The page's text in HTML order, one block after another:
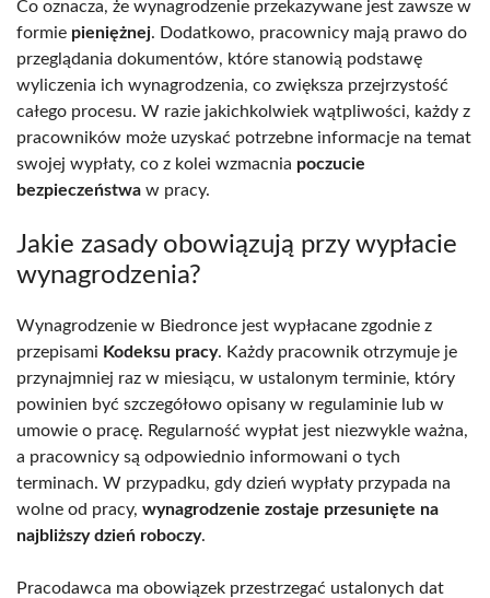
Co oznacza, że wynagrodzenie przekazywane jest zawsze w
formie pieniężnej. Dodatkowo, pracownicy mają prawo do
przeglądania dokumentów, które stanowią podstawę
wyliczenia ich wynagrodzenia, co zwiększa przejrzystość
całego procesu. W razie jakichkolwiek wątpliwości, każdy z
pracowników może uzyskać potrzebne informacje na temat
swojej wypłaty, co z kolei wzmacnia poczucie
bezpieczeństwa w pracy.
Jakie zasady obowiązują przy wypłacie
wynagrodzenia?
Wynagrodzenie w Biedronce jest wypłacane zgodnie z
przepisami Kodeksu pracy. Każdy pracownik otrzymuje je
przynajmniej raz w miesiącu, w ustalonym terminie, który
powinien być szczegółowo opisany w regulaminie lub w
umowie o pracę. Regularność wypłat jest niezwykle ważna,
a pracownicy są odpowiednio informowani o tych
terminach. W przypadku, gdy dzień wypłaty przypada na
wolne od pracy, wynagrodzenie zostaje przesunięte na
najbliższy dzień roboczy.
Pracodawca ma obowiązek przestrzegać ustalonych dat